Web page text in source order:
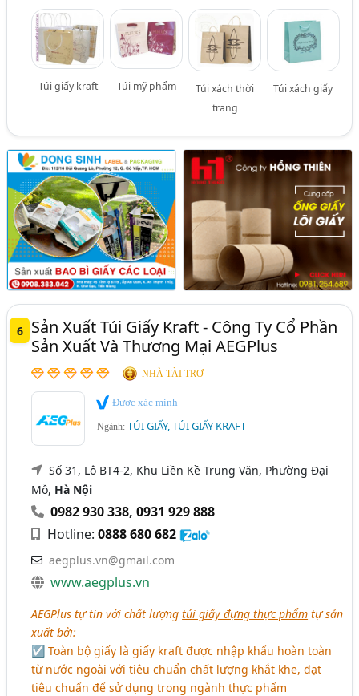
Túi giấy kraft Túi mỹ phẩm
Túi xách thời
trang
Túi xách giấy
6
Sản Xuất Túi Giấy Kraft - Công Ty Cổ Phần
Sản Xuất Và Thương Mại AEGPlus
NHÀ TÀI TRỢ
Được xác minh
Ngành:TÚI GIẤY, TÚI GIẤY KRAFT
Số 31, Lô BT4-2, Khu Liền Kề Trung Văn, Phường Đại
Mỗ, Hà Nội
0982 930 338,0931 929 888
Hotline:0888 680 682
aegplus.vn@gmail.com
www.aegplus.vn
AEGPlus tự tin với chất lượngtúi giấy đựng thực phẩm tự sản
xuất bởi:
☑ Toàn bộ giấy là giấy kraft được nhập khẩu hoàn toàn
từ nước ngoài với tiêu chuẩn chất lượng khắt khe, đạt
tiêu chuẩn để sử dụng trong ngành thực phẩm